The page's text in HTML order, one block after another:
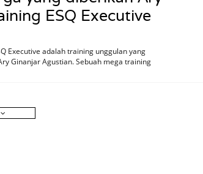
ESQ Executive
Executive adalah training unggulan yang
Ginanjar Agustian. Sebuah mega training